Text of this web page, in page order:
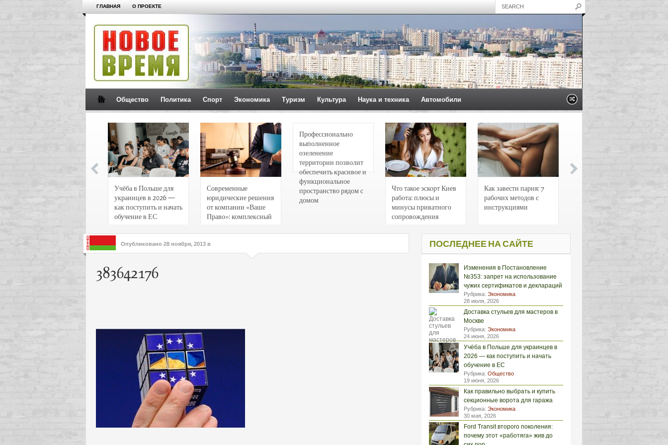
ГЛАВНАЯ О ПРОЕКТЕ
Общество Политика Спорт Экономика Туризм Культура Наука и техника Автомобили
Учёба в Польше для
украинцев в 2026 —
как поступить и начать
обучение в ЕС
Современные
юридические решения
от компании «Ваше
Право»: комплексный
интересов клиентов
Профессионально
выполненное
озеленение
территории позволит
обеспечить красивое и
функциональное
пространство рядом с
домом
Что такое эскорт Киев
работа: плюсы и
минусы приватного
сопровождения
Как завести парня: 7
рабочих методов с
инструкциями
Опубликовано 28 ноября, 2013 в
383642176
ПОСЛЕДНЕЕ НА САЙТЕ
Изменения в Постановление
№353: запрет на использование
чужих сертификатов и деклараций
Рубрика: Экономика
28 июля, 2026
Доставка стульев для мастеров в
Москве
Рубрика: Экономика
24 июня, 2026
Учёба в Польше для украинцев в
2026 — как поступить и начать
обучение в ЕС
Рубрика: Общество
19 июня, 2026
Как правильно выбрать и купить
секционные ворота для гаража
Рубрика: Экономика
30 мая, 2026
Ford Transit второго поколения:
почему этот «работяга» жив до